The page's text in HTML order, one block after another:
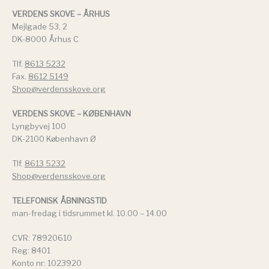
VERDENS SKOVE – ÅRHUS
Mejlgade 53, 2
DK-8000 Århus C
Tlf. 8613 5232
Fax. 8612 5149
Shop@verdensskove.org
VERDENS SKOVE – KØBENHAVN
Lyngbyvej 100
DK-2100 København Ø
Tlf. 8613 5232
Shop@verdensskove.org
TELEFONISK ÅBNINGSTID
man-fredag i tidsrummet kl. 10.00 – 14.00
CVR: 78920610
Reg: 8401
Konto nr: 1023920